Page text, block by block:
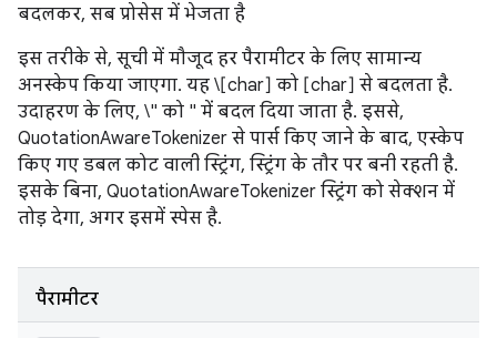
बदलकर, सब प्रोसेस में भेजता है
इस तरीके से, सूची में मौजूद हर पैरामीटर के लिए सामान्य
अनस्केप किया जाएगा. यह \[char] को [char] से बदलता है.
उदाहरण के लिए, \" को " में बदल दिया जाता है. इससे,
QuotationAwareTokenizer से पार्स किए जाने के बाद, एस्केप
किए गए डबल कोट वाली स्ट्रिंग, स्ट्रिंग के तौर पर बनी रहती है.
इसके बिना, QuotationAwareTokenizer स्ट्रिंग को सेक्शन में
तोड़ देगा, अगर इसमें स्पेस है.
पैरामीटर